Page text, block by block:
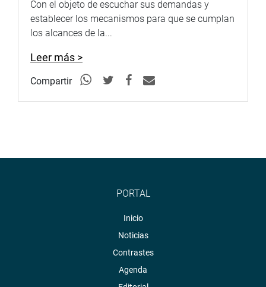
Con el objeto de escuchar sus demandas y
establecer los mecanismos para que se cumplan
los alcances de la...
Leer más >
Compartir
PORTAL
Inicio
Noticias
Contrastes
Agenda